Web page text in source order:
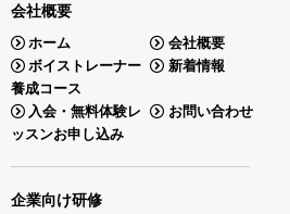
会社概要
ホーム 会社概要
ボイストレーナー
養成コース
新着情報
入会・無料体験レ
ッスンお申し込み
お問い合わせ
企業向け研修